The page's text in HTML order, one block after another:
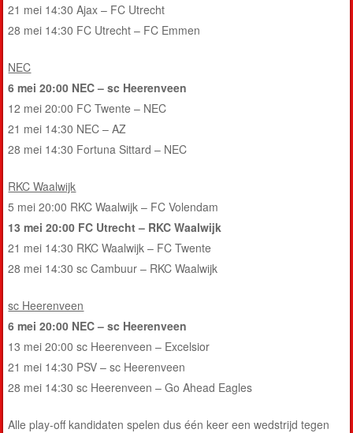
21 mei 14:30 Ajax – FC Utrecht
28 mei 14:30 FC Utrecht – FC Emmen
NEC
6 mei 20:00 NEC – sc Heerenveen
12 mei 20:00 FC Twente – NEC
21 mei 14:30 NEC – AZ
28 mei 14:30 Fortuna Sittard – NEC
RKC Waalwijk
5 mei 20:00 RKC Waalwijk – FC Volendam
13 mei 20:00 FC Utrecht – RKC Waalwijk
21 mei 14:30 RKC Waalwijk – FC Twente
28 mei 14:30 sc Cambuur – RKC Waalwijk
sc Heerenveen
6 mei 20:00 NEC – sc Heerenveen
13 mei 20:00 sc Heerenveen – Excelsior
21 mei 14:30 PSV – sc Heerenveen
28 mei 14:30 sc Heerenveen – Go Ahead Eagles
Alle play-off kandidaten spelen dus één keer een wedstrijd tegen